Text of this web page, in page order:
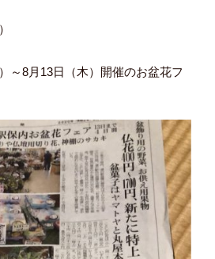
～8月13日（木）開催のお盆花フ